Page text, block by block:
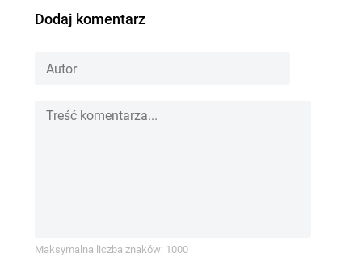
Dodaj komentarz
Maksymalna liczba znaków: 1000